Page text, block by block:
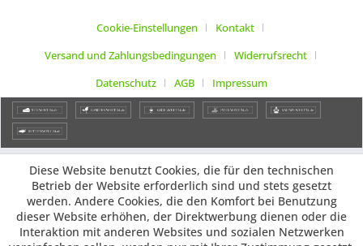
Cookie-Einstellungen
Kontakt
Versand und Zahlungsbedingungen
Widerrufsrecht
Datenschutz
AGB Impressum
Diese Website benutzt Cookies, die für den technischen
Betrieb der Website erforderlich sind und stets gesetzt
werden. Andere Cookies, die den Komfort bei Benutzung
dieser Website erhöhen, der Direktwerbung dienen oder die
Interaktion mit anderen Websites und sozialen Netzwerken